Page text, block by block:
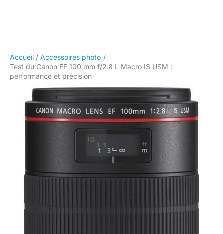
Accueil
Accessoires photo
Test du Canon EF 100 mm f/2.8 L Macro IS USM :
performance et précision